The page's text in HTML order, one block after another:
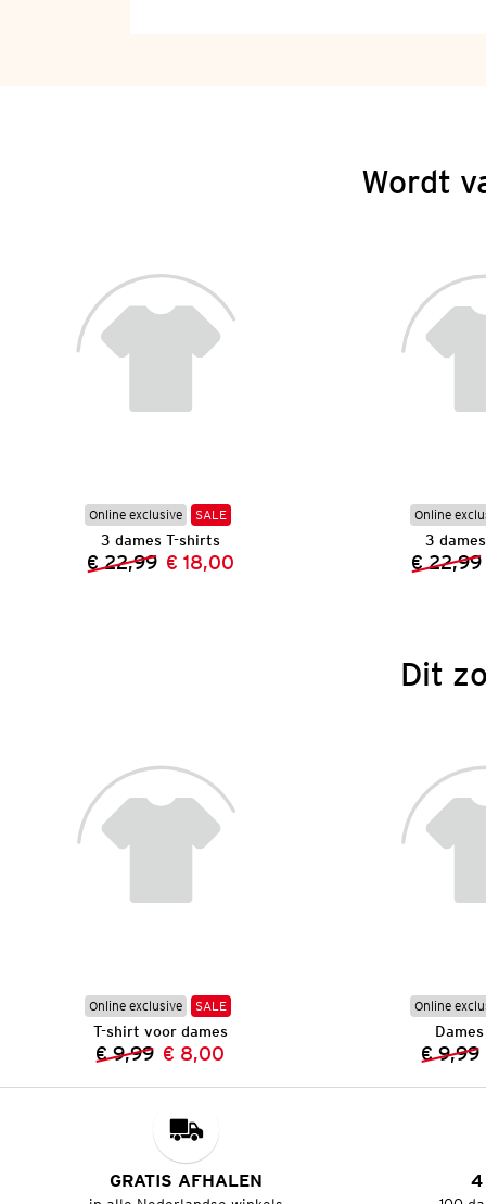
Wordt
Online exclusive SALE
3 dames T-shirts
Vorige prijs:
€ 22,99 Nieuwe prijs:
€ 18,00
Online
3
€ 22,99
Dit
Online exclusive SALE
T-shirt voor dames
Vorige prijs:
€ 9,99 Nieuwe prijs:
€ 8,00
Online
€ 9,99
GRATIS AFHALEN 4